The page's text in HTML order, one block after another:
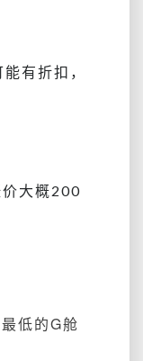
有折扣，
大概200
低的G舱